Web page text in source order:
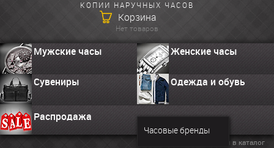
КОПИИ НАРУЧНЫХ ЧАСОВ
Корзина
Нет товаров
Мужские часы Женские часы
Сувениры Одежда и обувь
Распродажа
Часовые бренды
Вернуться в каталог